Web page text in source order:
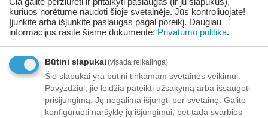
prieinama:
+
− Korejiešu
Pridėti prie pageidavimų sąrašo Užduokite klausimą
Pristatymas
kuriuos norėtume naudoti šioje svetainėje. Jūs kontroliuojate!
Įjunkite arba išjunkite paslaugas pagal poreikį. Daugiau
informacijos rasite šiame dokumente: Privatumo politika.
Būtini slapukai (visada reikalinga)
Šie slapukai yra būtini tinkamam svetainės veikimui.
Pavyzdžiui, jie leidžia pateikti užsakymą arba išsaugoti
prisijungimą. Jų negalima išjungti per svetainę. Galite
konfigūruoti naršyklę jų išjungimui, bet tada svarbios